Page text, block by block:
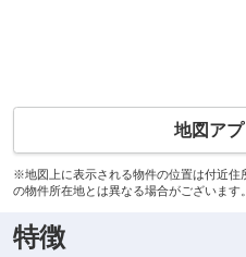
地図アプ
※地図上に表示される物件の位置は付近住
の物件所在地とは異なる場合がございます。
特徴